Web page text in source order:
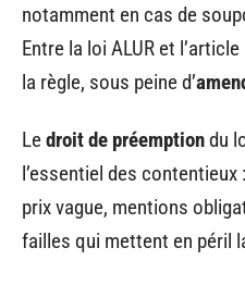
notamment en cas de
Entre la loi ALUR et
la règle, sous peine d’
Ledroit de préemptiondu
l’essentiel des contentieux
prix vague, mentions
failles qui mettent en péril